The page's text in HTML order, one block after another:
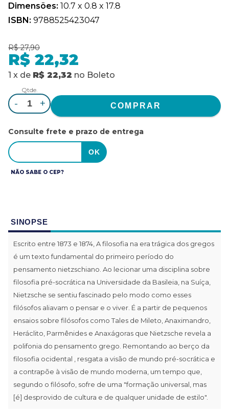
Dimensões: 10.7 x 0.8 x 17.8
ISBN: 9788525423047
R$ 27,90
R$ 22,32
1 x de R$ 22,32 no Boleto
Qtde.
- +
Consulte frete e prazo de entrega
NÃO SABE O CEP?
SINOPSE
Escrito entre 1873 e 1874, A filosofia na era trágica dos gregos
é um texto fundamental do primeiro período do
pensamento nietzschiano. Ao lecionar uma disciplina sobre
filosofia pré-socrática na Universidade da Basileia, na Suíça,
Nietzsche se sentiu fascinado pelo modo como esses
filósofos aliavam o pensar e o viver. É a partir de pequenos
ensaios sobre filósofos como Tales de Mileto, Anaximandro,
Heráclito, Parmênides e Anaxágoras que Nietzsche revela a
polifonia do pensamento grego. Remontando ao berço da
filosofia ocidental , resgata a visão de mundo pré-socrática e
a contrapõe à visão de mundo moderna, um tempo que,
segundo o filósofo, sofre de uma "formação universal, mas
[é] desprovido de cultura e de qualquer unidade de estilo".